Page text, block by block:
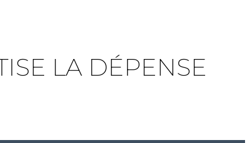
LA DÉPENSE